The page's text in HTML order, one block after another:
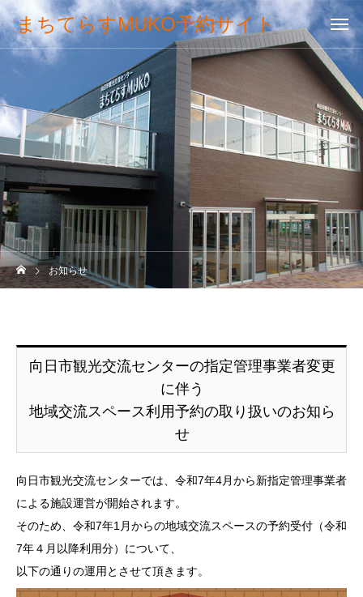
まちてらすMUKO予約サイト
お知らせ
向日市観光交流センターの指定管理事業者変更
に伴う
地域交流スペース利用予約の取り扱いのお知ら
せ
向日市観光交流センターでは、令和7年4月から新指定管理事業者
による施設運営が開始されます。
そのため、令和7年1月からの地域交流スペースの予約受付（令和
7年４月以降利用分）について、
以下の通りの運用とさせて頂きます。